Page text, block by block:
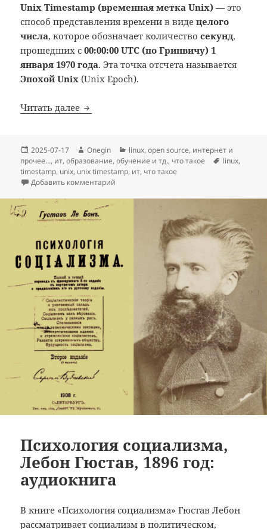
Unix Timestamp (временная метка Unix) — это
способ представления времени в видецелого
числа, которое обозначает количествосекунд,
прошедших с00:00:00 UTC (по Гринвичу) 1
января 1970 года. Эта точка отсчета называется
Эпохой Unix (Unix Epoch).
Читать далее Unix TimeStamp, Эпоха Unix: что такое
Опубликовано
2025-07-17 Автор
Onegin Рубрики
linux,open source, интернет и
прочее..., ит,образование,обучение и тд., что такое Метки
linux,
timestamp, unix, unix timestamp, ит, что такое
Добавить комментарий
Психология социализма,
Лебон Гюстав, 1896 год:
аудиокнига
В книге «Психология социализма» Гюстав Лебон
рассматривает социализм в политическом,